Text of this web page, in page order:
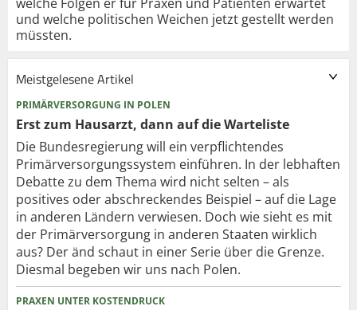
und welche politischen Weichen jetzt gestellt werden
müssten.
Meistgelesene Artikel
PRIMÄRVERSORGUNG IN POLEN
Erst zum Hausarzt, dann auf die Warteliste
Die Bundesregierung will ein verpflichtendes
Primärversorgungssystem einführen. In der lebhaften
Debatte zu dem Thema wird nicht selten – als
positives oder abschreckendes Beispiel – auf die Lage
in anderen Ländern verwiesen. Doch wie sieht es mit
der Primärversorgung in anderen Staaten wirklich
aus? Der änd schaut in einer Serie über die Grenze.
Diesmal begeben wir uns nach Polen.
PRAXEN UNTER KOSTENDRUCK